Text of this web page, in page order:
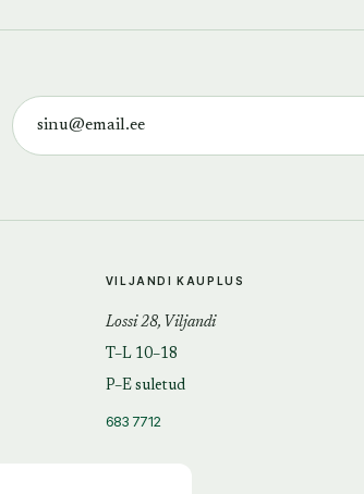
VILJANDI KAUPLUS
Lossi 28, Viljandi
T–L 10–18
P–E suletud
683 7712